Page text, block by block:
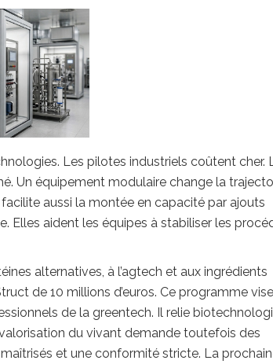
Les pilotes industriels coûtent cher.
Un équipement modulaire change la
aussi la montée en capacité par ajouts
Elles aident les équipes à stabiliser les
alternatives, à l’agtech et aux ingrédients
de 10 millions d’euros. Ce programme
de la greentech. Il relie
du vivant demande toutefois des
et une conformité stricte. La